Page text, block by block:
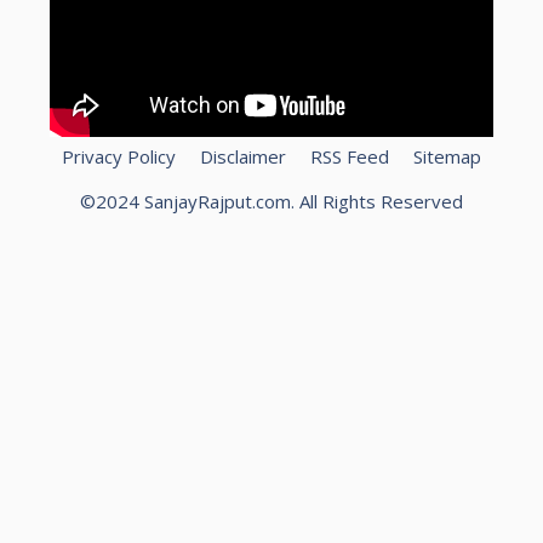
Privacy Policy Disclaimer RSS Feed
Sitemap
©2024 SanjayRajput.com. All Rights Reserved